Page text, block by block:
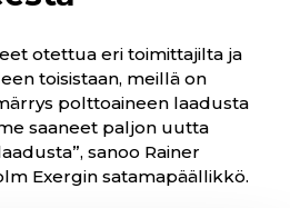
otettua eri toimittajilta ja
toisistaan, meillä on
polttoaineen laadusta
saaneet paljon uutta
sanoo Rainer
Exergin satamapäällikkö.